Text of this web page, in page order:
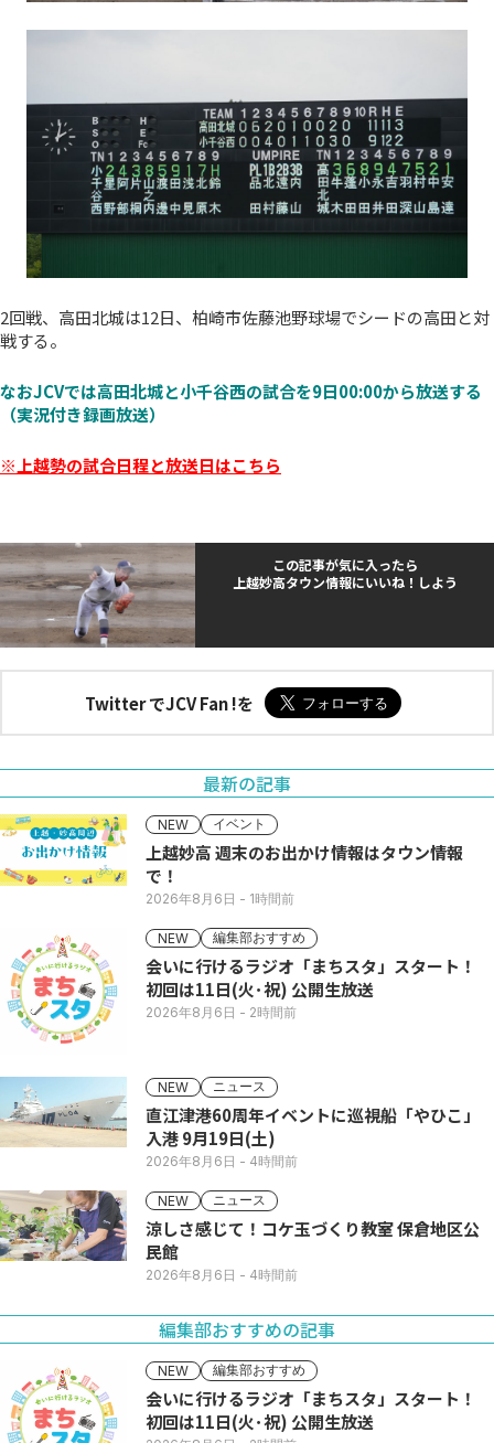
2回戦、高田北城は12日、柏崎市佐藤池野球場でシードの高田と対
戦する。
なおJCVでは高田北城と小千谷西の試合を9日00:00から放送する
（実況付き録画放送）
※上越勢の試合日程と放送日はこちら
この記事が気に入ったら
上越妙高タウン情報にいいね！しよう
Twitter でJCV Fan !を
最新の記事
NEW イベント
上越妙高 週末のお出かけ情報はタウン情報
で！
2026年8月6日 - 1時間前
NEW 編集部おすすめ
会いに行けるラジオ「まちスタ」スタート！
初回は11日(火･祝) 公開生放送
2026年8月6日 - 2時間前
NEW ニュース
直江津港60周年イベントに巡視船「やひこ」
入港 9月19日(土)
2026年8月6日 - 4時間前
NEW ニュース
涼しさ感じて！コケ玉づくり教室 保倉地区公
民館
2026年8月6日 - 4時間前
編集部おすすめの記事
NEW 編集部おすすめ
会いに行けるラジオ「まちスタ」スタート！
初回は11日(火･祝) 公開生放送